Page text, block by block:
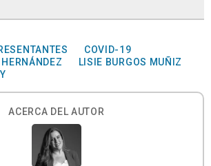
COVID-19
LISIE BURGOS MUÑIZ
ACERCA DEL AUTOR